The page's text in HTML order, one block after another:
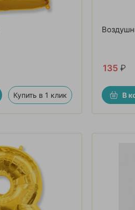
Купить в 1 клик
135 ₽
В